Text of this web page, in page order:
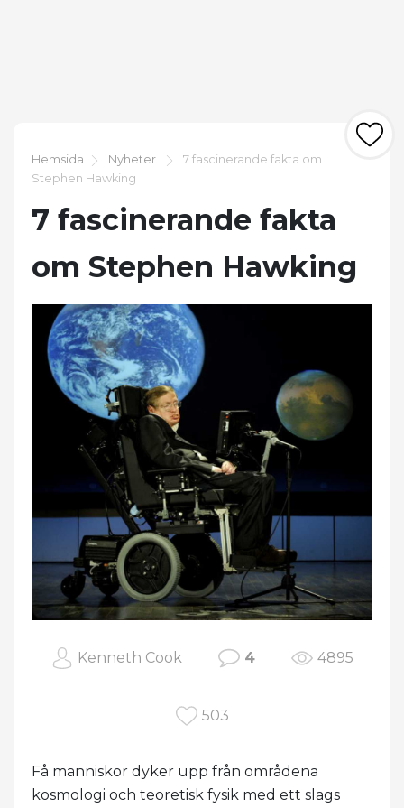
Hemsida Nyheter
7 fascinerande fakta om
Stephen Hawking
7 fascinerande fakta
om Stephen Hawking
Kenneth Cook 4 4895
503
Få människor dyker upp från områdena
kosmologi och teoretisk fysik med ett slags